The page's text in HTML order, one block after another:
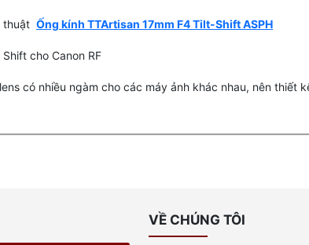
thuật Ống kính TTArtisan 17mm F4 Tilt-Shift ASPH
lens có nhiều ngàm cho các máy ảnh khác nhau, nên thiết
VỀ CHÚNG TÔI